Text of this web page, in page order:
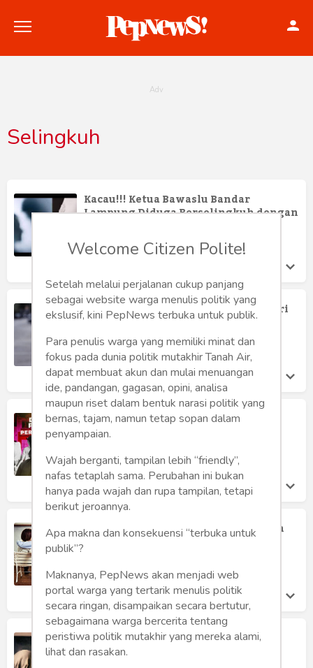
Politik
Hankam
Internasional
Bisnis
Humaniora
Sketsa
Tekno
Gaya
Wisata
Wanita
Selingkuh
Kacau!!! Ketua Bawaslu Bandar
Lampung Diduga Berselingkuh dengan
Jepri Gala
Kamis 23 Jan, 2025
Mengenal Sosok Detektif Jessica, Dari
Skandal Perselingkuhan Hingga
Pencarian Orang
Ferro Maulana
Rabu 8 May, 2024
Jasa Detektif Swasta, Solusi Cara
Mengungkap Perselingkuhan
Kamis 16 Feb, 2023
Perselingkuhan dan RUU Ketahanan
Keluarga
Senin 9 Mar, 2020
Perselingkuhan
Reza Alexander Antonius Wattimena
Welcome Citizen Polite!
Setelah melalui perjalanan cukup panjang
sebagai website warga menulis politik yang
ekslusif, kini PepNews terbuka untuk publik.
Para penulis warga yang memiliki minat dan
fokus pada dunia politik mutakhir Tanah Air,
dapat membuat akun dan mulai menuangan
ide, pandangan, gagasan, opini, analisa
maupun riset dalam bentuk narasi politik yang
bernas, tajam, namun tetap sopan dalam
penyampaian.
Wajah berganti, tampilan lebih “friendly”,
nafas tetaplah sama. Perubahan ini bukan
hanya pada wajah dan rupa tampilan, tetapi
berikut jeroannya.
Apa makna dan konsekuensi “terbuka untuk
publik”?
Maknanya, PepNews akan menjadi web
portal warga yang tertarik menulis politik
secara ringan, disampaikan secara bertutur,
sebagaimana warga bercerita tentang
peristiwa politik mutakhir yang mereka alami,
lihat dan rasakan.